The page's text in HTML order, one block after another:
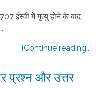
ईस्वी में मृत्यु होने के बाद
[Continue reading...]
प्रश्न और उत्तर